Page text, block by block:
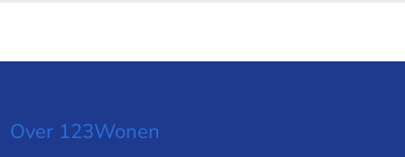
Over 123Wonen